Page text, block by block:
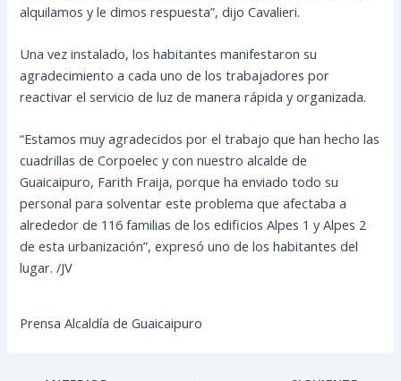
alquilamos y le dimos respuesta”, dijo Cavalieri.
Una vez instalado, los habitantes manifestaron su
agradecimiento a cada uno de los trabajadores por
reactivar el servicio de luz de manera rápida y organizada.
“Estamos muy agradecidos por el trabajo que han hecho las
cuadrillas de Corpoelec y con nuestro alcalde de
Guaicaipuro, Farith Fraija, porque ha enviado todo su
personal para solventar este problema que afectaba a
alrededor de 116 familias de los edificios Alpes 1 y Alpes 2
de esta urbanización”, expresó uno de los habitantes del
lugar. /JV
Prensa Alcaldía de Guaicaipuro